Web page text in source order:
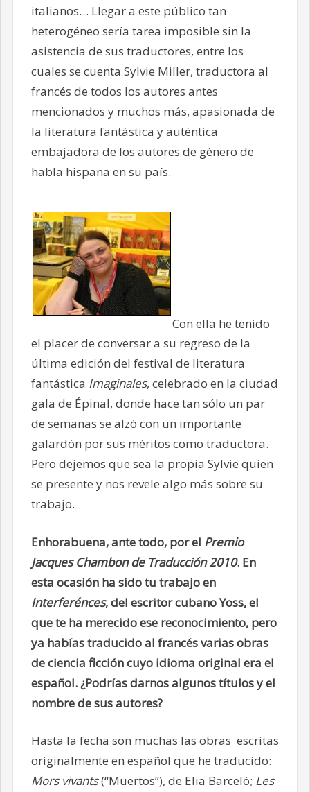
italianos… Llegar a este público tan
heterogéneo sería tarea imposible sin la
asistencia de sus traductores, entre los
cuales se cuenta Sylvie Miller, traductora al
francés de todos los autores antes
mencionados y muchos más, apasionada de
la literatura fantástica y auténtica
embajadora de los autores de género de
habla hispana en su país.
Con ella he tenido
el placer de conversar a su regreso de la
última edición del festival de literatura
fantástica Imaginales, celebrado en la ciudad
gala de Épinal, donde hace tan sólo un par
de semanas se alzó con un importante
galardón por sus méritos como traductora.
Pero dejemos que sea la propia Sylvie quien
se presente y nos revele algo más sobre su
trabajo.
Enhorabuena, ante todo, por el Premio
Jacques Chambon de Traducción 2010. En
esta ocasión ha sido tu trabajo en
Interferénces, del escritor cubano Yoss, el
que te ha merecido ese reconocimiento, pero
ya habías traducido al francés varias obras
de ciencia ficción cuyo idioma original era el
español. ¿Podrías darnos algunos títulos y el
nombre de sus autores?
Hasta la fecha son muchas las obras escritas
originalmente en español que he traducido:
Mors vivants(“Muertos”), de Elia Barceló; Les